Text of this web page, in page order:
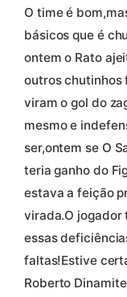
O time é
básicos que é
ontem o Rato
outros chutinhos
viram o gol do
mesmo e
ser,ontem se O
teria ganho do
estava a feição
virada.O jogador
essas
faltas!Estive
Roberto